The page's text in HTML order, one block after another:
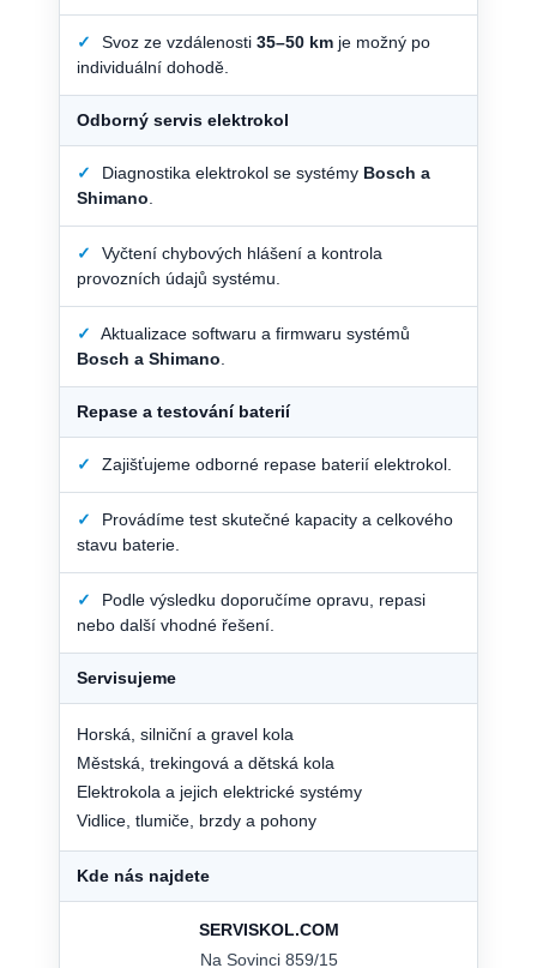
✓ Svoz ze vzdálenosti 35–50 km je možný po
individuální dohodě.
Odborný servis elektrokol
✓ Diagnostika elektrokol se systémy Bosch a
Shimano
✓
Vyčtení chybových hlášení a kontrola
provozních údajů systému.
✓
Aktualizace softwaru a firmwaru systémů
Bosch a Shimano
Repase a testování baterií
✓ Zajišťujeme odborné repase baterií elektrokol.
✓
Provádíme test skutečné kapacity a celkového
stavu baterie.
✓
Podle výsledku doporučíme opravu, repasi
nebo další vhodné řešení.
Servisujeme
Horská, silniční a gravel kola
Městská, trekingová a dětská kola
Elektrokola a jejich elektrické systémy
Vidlice, tlumiče, brzdy a pohony
Kde nás najdete
SERVISKOL.COM
Na Sovinci 859/15